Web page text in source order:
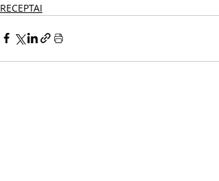
RECEPTAI